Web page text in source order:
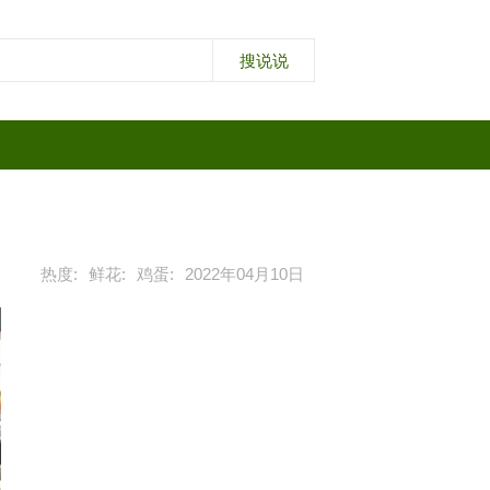
热度: 鲜花: 鸡蛋: 2022年04月10日